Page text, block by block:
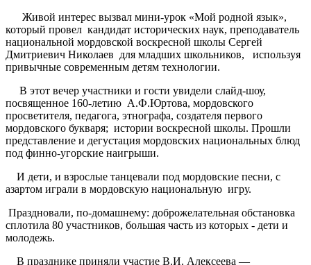
Живой интерес вызвал мини-урок «Мой родной язык»,
который провел кандидат исторических наук, преподаватель
национальной мордовской воскресной школы Сергей
Дмитриевич Николаев для младших школьников, используя
привычные современным детям технологии.
В этот вечер участники и гости увидели слайд-шоу,
посвященное 160-летию А.Ф.Юртова, мордовского
просветителя, педагога, этнографа, создателя первого
мордовского букваря; истории воскресной школы. Прошли
представление и дегустация мордовских национальных блюд
под финно-угорские наигрыши.
И дети, и взрослые танцевали под мордовские песни, с
азартом играли в мордовскую национальную игру.
Праздновали, по-домашнему: доброжелательная обстановка
сплотила 80 участников, большая часть из которых - дети и
молодежь.
В празднике приняли участие В.И. Алексеева —